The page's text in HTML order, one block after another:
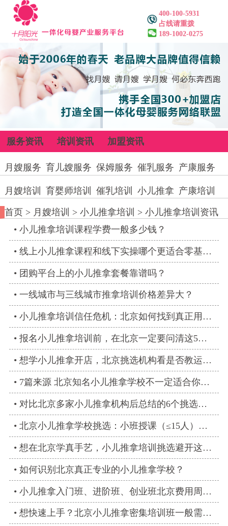
400-100-5931
占线请重拨
189-1002-0275
服务资讯 培训资讯 加盟资讯
月嫂服务 育儿嫂服务 保姆服务 催乳服务 产康服务
月嫂培训 育婴师培训 催乳培训 小儿推拿 产康培训
首页> 月嫂培训 > 小儿推拿培训 > 小儿推拿培训资讯
小儿推拿培训课程学费一般多少钱？
线上小儿推拿课程和线下实操哪个更适合零基础学员？
团购平台上的小儿推拿套餐靠谱吗？
一线城市与三线城市推拿培训价格差异大？
小儿推拿培训信任危机：北京如何找到真正用心教学的？
报名小儿推拿培训前，在北京一定要问清这5个问题防坑
想学小儿推拿开店，北京挑选机构看是否教运营和沟通
7篇来源 北京知名小儿推拿学校不一定适合你，按需匹配3步法
对比北京多家小儿推拿机构后总结的6个挑选要点
北京小儿推拿学校挑选：小班授课（≤15人）是重要标准
想在北京学真手艺，小儿推拿培训挑选避开这3类机构
如何识别北京真正专业的小儿推拿学校？
小儿推拿入门班、进阶班、创业班北京费用周期对比
想快速上手？北京小儿推拿密集培训班一般需几周